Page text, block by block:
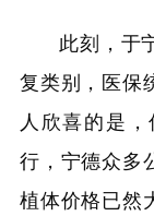
此刻，于
复类别，医保
人欣喜的是
行，宁德众多
植体价格已然